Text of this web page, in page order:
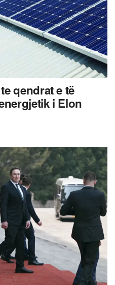
qendrat e të
i Elon